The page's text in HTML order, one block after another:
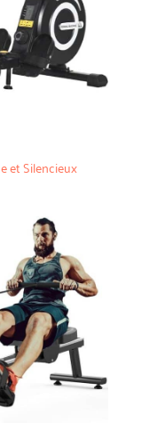
et Silencieux